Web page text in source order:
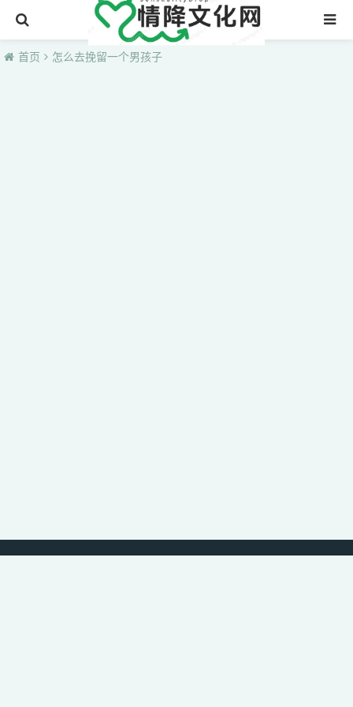
首页
首页 怎么去挽留一个男孩子